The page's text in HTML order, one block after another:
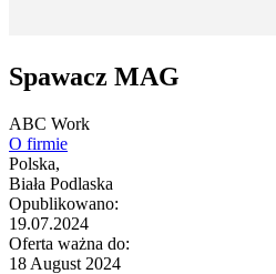
Spawacz MAG
ABC Work
O firmie
Polska,
Biała Podlaska
Opublikowano:
19.07.2024
Oferta ważna do:
18 August 2024